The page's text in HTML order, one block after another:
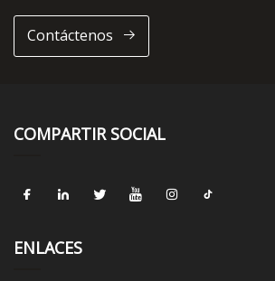
Contáctenos
COMPARTIR SOCIAL
ENLACES